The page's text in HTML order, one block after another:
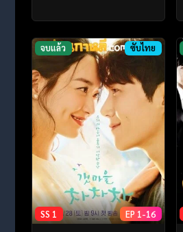
จบแล้ว ซับไทย
SS 1 EP 1-16